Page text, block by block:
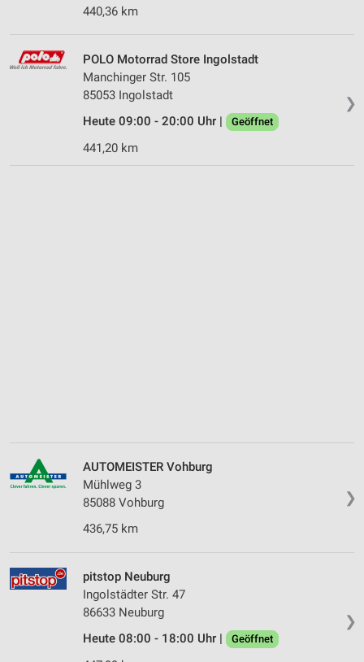
440,36 km
❯
POLO Motorrad Store Ingolstadt
Manchinger Str. 105
85053 Ingolstadt
Heute 09:00 - 20:00 Uhr |
Geöffnet
441,20 km
❯
AUTOMEISTER Vohburg
Mühlweg 3
85088 Vohburg
436,75 km
❯
pitstop Neuburg
Ingolstädter Str. 47
86633 Neuburg
Heute 08:00 - 18:00 Uhr |
Geöffnet